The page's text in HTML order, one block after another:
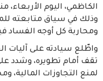
الكاظمي، اليوم
وذلك في سياق متابعته
ومحاربة كل أوجه الفساد
واطّلع سيادته على آليات
تقف أمام تطويره، وشدد
لمنع التجاوزات المالية،